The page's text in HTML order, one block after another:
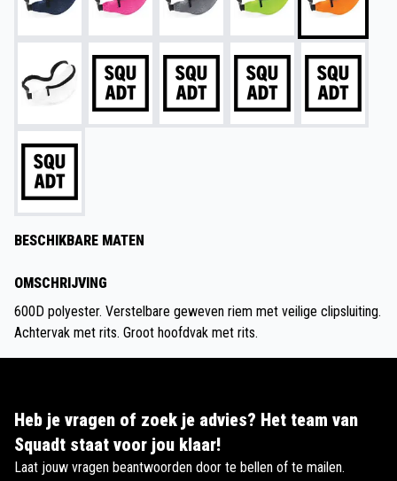
BESCHIKBARE MATEN
OMSCHRIJVING
600D polyester. Verstelbare geweven riem met veilige clipsluiting.
Achtervak met rits. Groot hoofdvak met rits.
Heb je vragen of zoek je advies? Het team van
Squadt staat voor jou klaar!
Laat jouw vragen beantwoorden door te bellen of te mailen.